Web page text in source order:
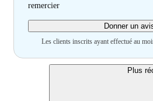
remercier
Donner un
Les clients inscrits ayant effectué au
Plus